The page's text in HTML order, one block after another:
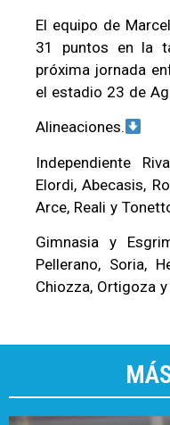
El equipo de
31 puntos en la
próxima jornada
el estadio 23 de
Alineaciones.
Independiente
Elordi, Abecasis,
Arce, Reali y
Gimnasia y
Pellerano, Soria,
Chiozza, Ortigoza y